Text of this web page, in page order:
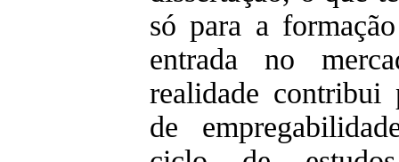
só para a
entrada no
realidade contribui
de